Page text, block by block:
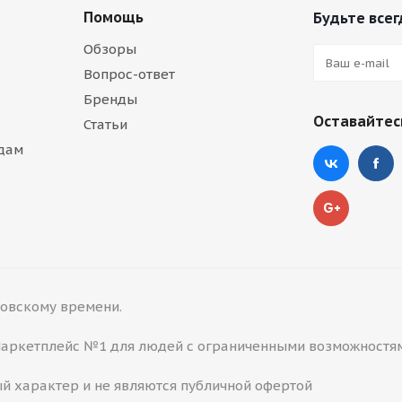
Помощь
Обзоры
Вопрос-ответ
Бренды
Статьи
Будьте
времени.
№1 для людей с ограниченными
и не являются публичной офертой